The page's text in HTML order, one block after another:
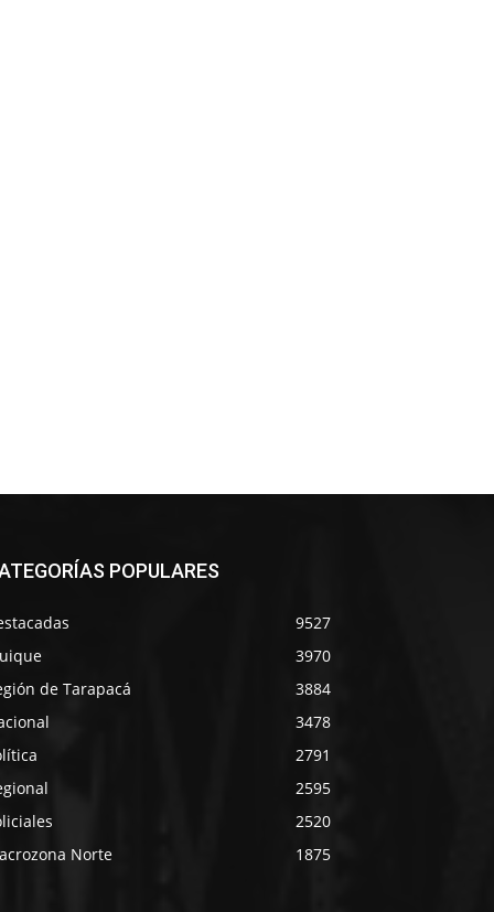
POPULARES
9527
3970
de Tarapacá
3884
3478
2791
2595
2520
Norte
1875